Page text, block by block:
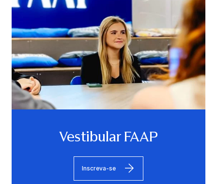
Vestibular FAAP
Inscreva-se